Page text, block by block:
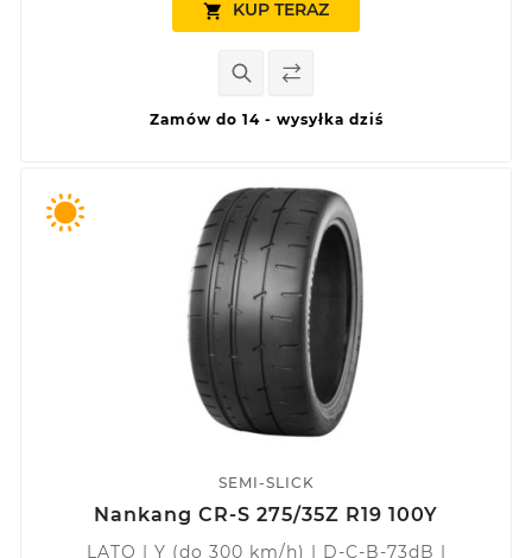
 KUP TERAZ
Zamów do 14 - wysyłka dziś
SEMI-SLICK
Nankang CR-S 275/35Z R19 100Y
LATO | Y (do 300 km/h) | D-C-B-73dB |